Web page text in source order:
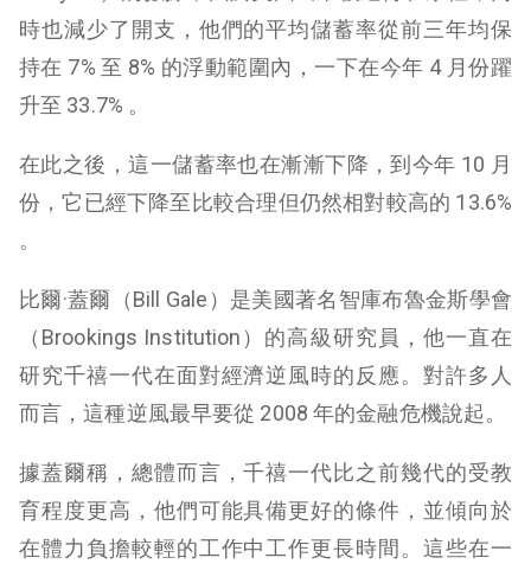
時也減少了開支，他們的平均儲蓄率從前三年均保
持在 7% 至 8% 的浮動範圍內，一下在今年 4 月份躍
升至 33.7% 。
在此之後，這一儲蓄率也在漸漸下降，到今年 10 月
份，它已經下降至比較合理但仍然相對較高的 13.6%
。
比爾·蓋爾（Bill Gale）是美國著名智庫布魯金斯學會
（Brookings Institution）的高級研究員，他一直在
研究千禧一代在面對經濟逆風時的反應。對許多人
而言，這種逆風最早要從 2008 年的金融危機說起。
據蓋爾稱，總體而言，千禧一代比之前幾代的受教
育程度更高，他們可能具備更好的條件，並傾向於
在體力負擔較輕的工作中工作更長時間。這些在一